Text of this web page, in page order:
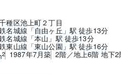
種区池上町２丁目
名城線「自由ヶ丘」駅 徒歩13分
名城線「本山」駅 徒歩13分
東山線「東山公園」駅 徒歩16分
2 1987年7月築 2階／地上6階 地下2